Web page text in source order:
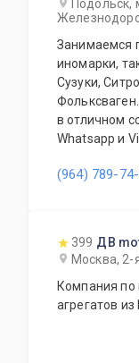
Подольск,
Занимаемся
иномарки,
Сузуки,
в отличном
Whatsapp и
(964) 789-
399 ДВ
Москва, 2-
Компания по
агрегатов из